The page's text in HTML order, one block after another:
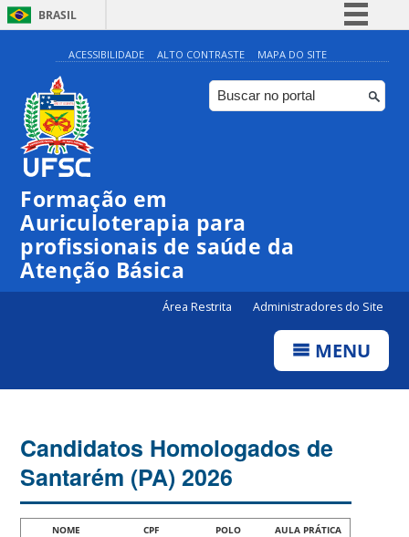
BRASIL
Simplifique!
Comunica BR
Participe
ACESSIBILIDADE ALTO CONTRASTE MAPA DO SITE
Formação em
Auriculoterapia para
profissionais de saúde da
Atenção Básica
Área Restrita Administradores do Site
MENU
Candidatos Homologados de
Santarém (PA) 2026
NOME CPF POLO AULA PRÁTICA